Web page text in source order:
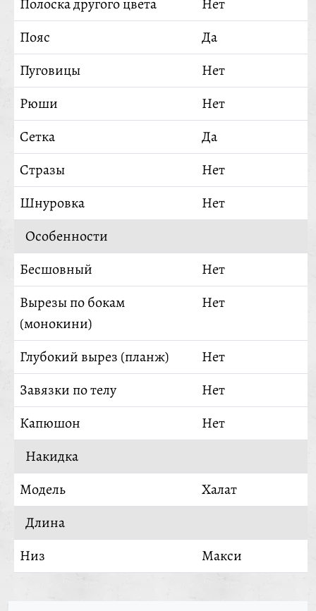
Полоска другого цвета
Нет
Пояс
Да
Пуговицы
Нет
Рюши
Нет
Сетка
Да
Стразы
Нет
Шнуровка
Нет
Особенности
Бесшовный
Нет
Вырезы по бокам
(монокини)
Нет
Глубокий вырез (планж)
Нет
Завязки по телу
Нет
Капюшон
Нет
Накидка
Модель
Халат
Длина
Низ
Макси